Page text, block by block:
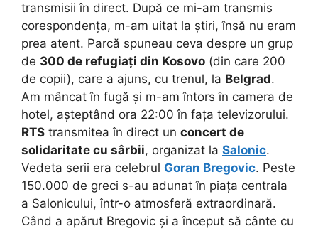
transmisii în direct. După ce mi-am transmis
corespondența, m-am uitat la știri, însă nu eram
prea atent. Parcă spuneau ceva despre un grup
de 300 de refugiați din Kosovo (din care 200
de copii), care a ajuns, cu trenul, la Belgrad.
Am mâncat în fugă și m-am întors în camera de
hotel, așteptând ora 22:00 în fața televizorului.
RTS transmitea în direct un concert de
solidaritate cu sârbii, organizat la Salonic.
Vedeta serii era celebrul Goran Bregovic. Peste
150.000 de greci s-au adunat în piața centrala
a Salonicului, într-o atmosferă extraordinară.
Când a apărut Bregovic și a început să cânte cu